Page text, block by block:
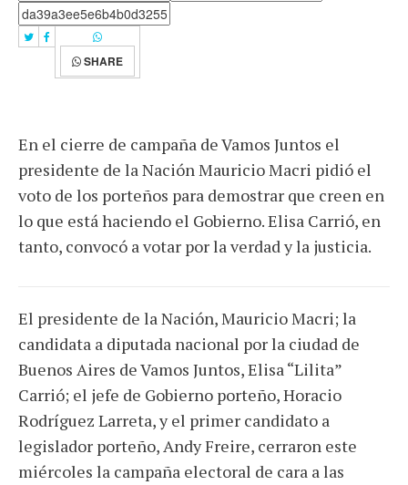
SHARE
En el cierre de campaña de Vamos Juntos el
presidente de la Nación Mauricio Macri pidió el
voto de los porteños para demostrar que creen en
lo que está haciendo el Gobierno. Elisa Carrió, en
tanto, convocó a votar por la verdad y la justicia.
El presidente de la Nación, Mauricio Macri; la
candidata a diputada nacional por la ciudad de
Buenos Aires de Vamos Juntos, Elisa “Lilita”
Carrió; el jefe de Gobierno porteño, Horacio
Rodríguez Larreta, y el primer candidato a
legislador porteño, Andy Freire, cerraron este
miércoles la campaña electoral de cara a las